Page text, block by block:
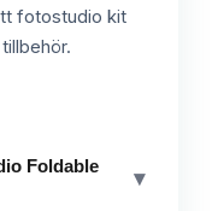
fotostudio kit
Foldable
▾